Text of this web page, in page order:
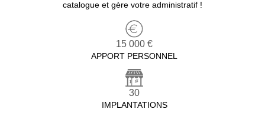
catalogue et gère votre administratif !
15 000 €
APPORT PERSONNEL
30
IMPLANTATIONS